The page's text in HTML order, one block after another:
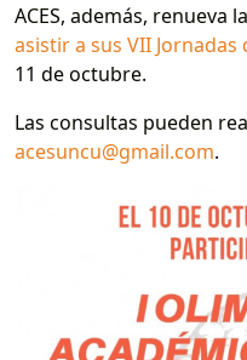
ACES, además, renueva
asistir a sus VII
11 de octubre.
Las consultas pueden
acesuncu@gmail.com.